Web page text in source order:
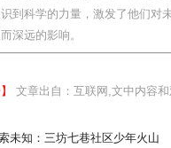
到科学的力量，激发了他们对
深远的影响。
文章出自：互联网,文中内容
未知：三坊七巷社区少年火山